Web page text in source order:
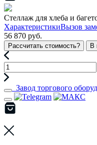
Стеллаж для хлеба и
ХарактеристикиВызов
56 870 руб.
Рассчитать стоимость? В
Завод торгового